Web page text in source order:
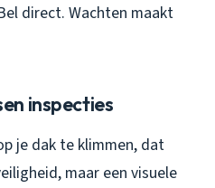
direct. Wachten maakt
inspecties
je dak te klimmen, dat
maar een visuele